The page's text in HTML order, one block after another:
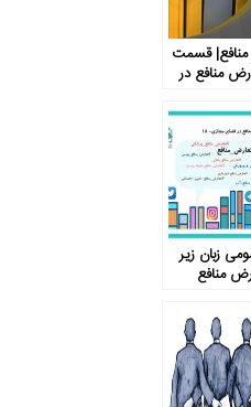
قسمت
منافع در
زبان زیر
منافع